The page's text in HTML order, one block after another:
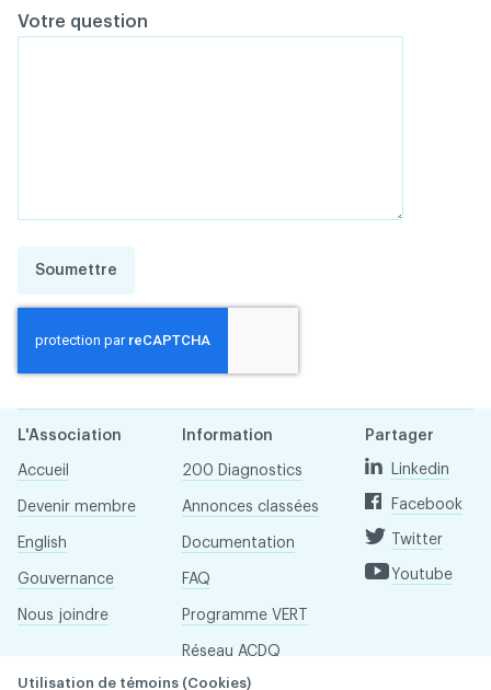
Votre question
Soumettre
L'Association
Accueil
Devenir membre
English
Gouvernance
Nous joindre
Information
200 Diagnostics
Annonces classées
Documentation
FAQ
Programme VERT
Réseau ACDQ
Partager
Linkedin
Facebook
Twitter
Youtube
Utilisation de témoins (Cookies)